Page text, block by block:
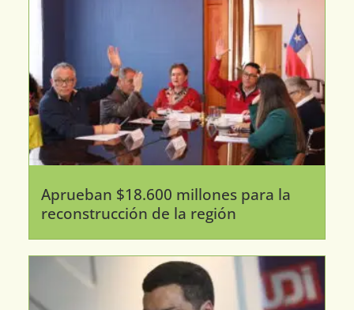
Aprueban $18.600 millones para la
reconstrucción de la región